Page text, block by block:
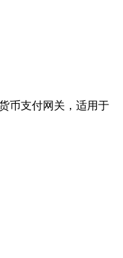
币支付网关，适用于